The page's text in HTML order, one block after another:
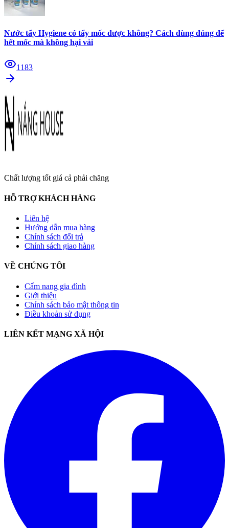
Nước tẩy Hygiene có tẩy mốc được không? Cách dùng đúng để
hết mốc mà không hại vải
1183
Chất lượng tốt giá cả phải chăng
HỖ TRỢ KHÁCH HÀNG
Liên hệ
Hướng dẫn mua hàng
Chính sách đổi trả
Chính sách giao hàng
VỀ CHÚNG TÔI
Cẩm nang gia đình
Giới thiệu
Chính sách bảo mật thông tin
Điều khoản sử dụng
LIÊN KẾT MẠNG XÃ HỘI